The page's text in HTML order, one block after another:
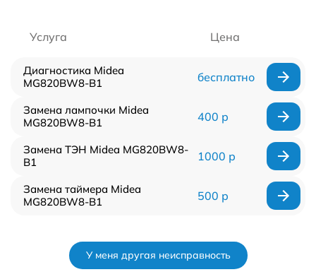
Услуга Цена
Диагностика Midea
MG820BW8-B1
бесплатно
Замена лампочки Midea
MG820BW8-B1
400 р
Замена ТЭН Midea MG820BW8-
B1
1000 р
Замена таймера Midea
MG820BW8-B1
500 р
У меня другая неисправность